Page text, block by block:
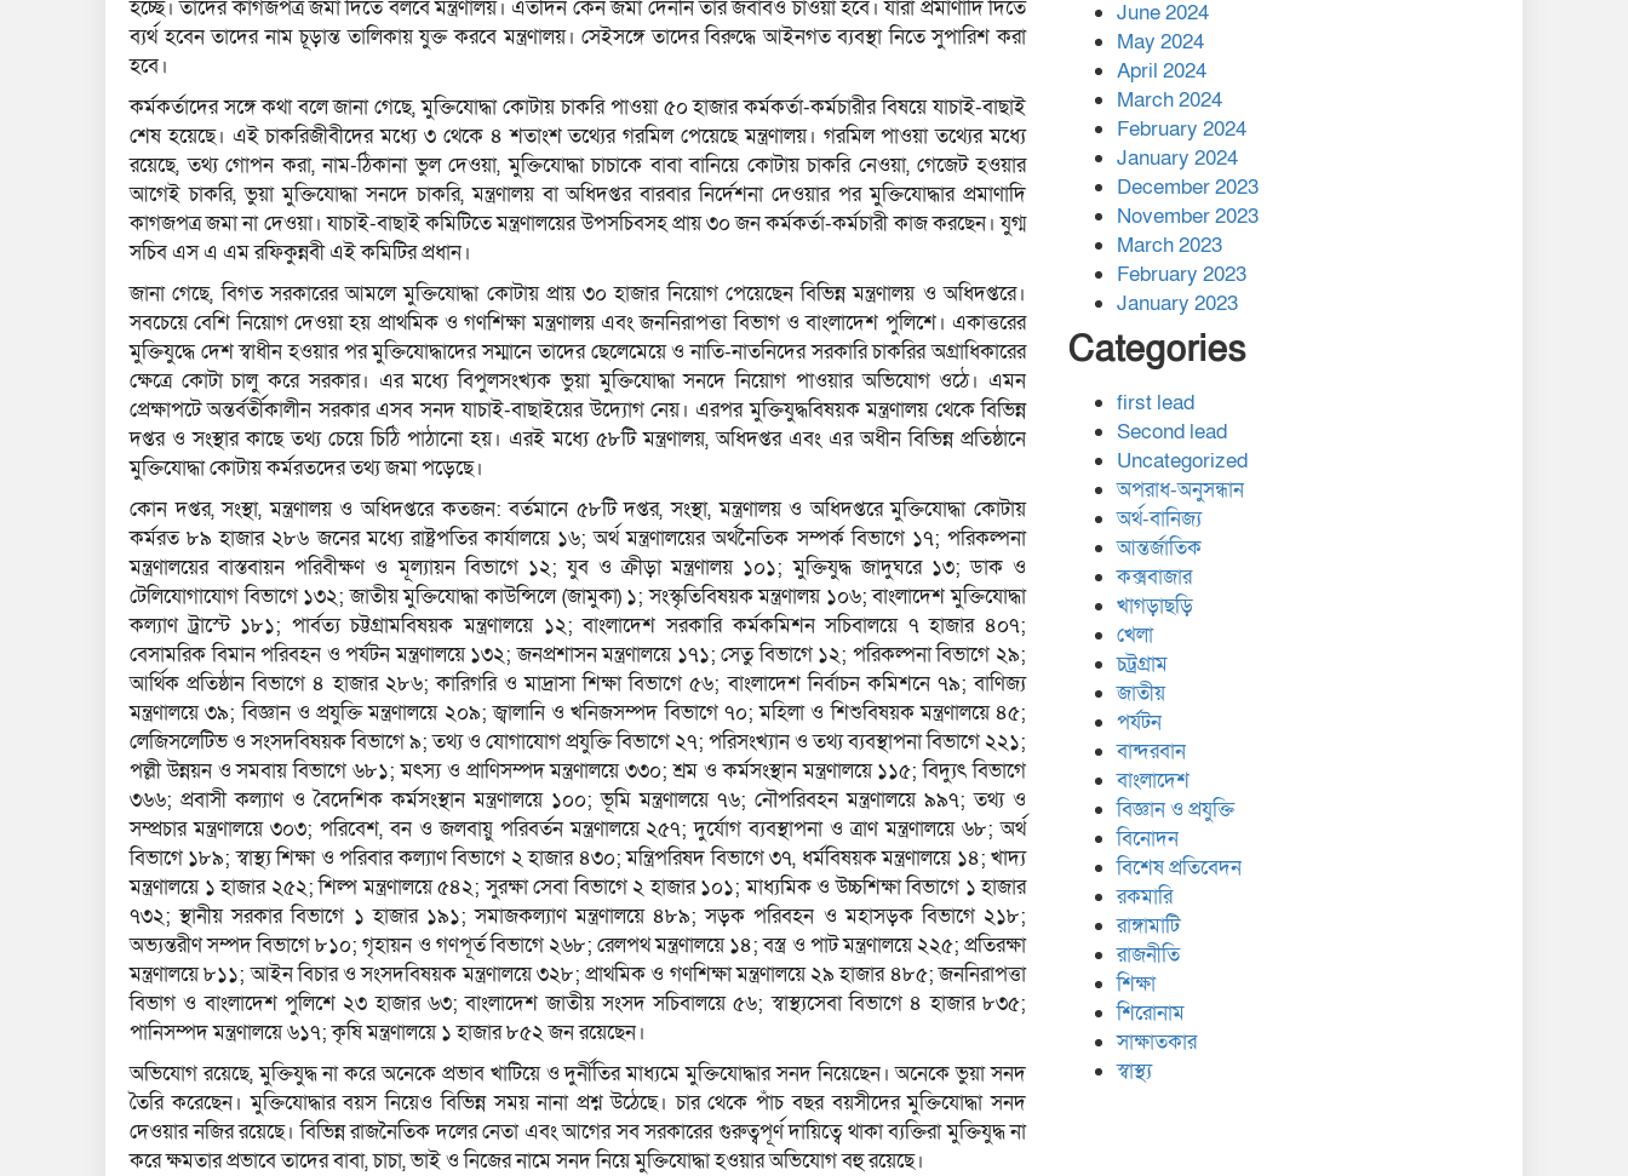
হচ্ছে। তাদের কাগজপত্র জমা দিতে বলবে মন্ত্রণালয়। এতদিন কেন জমা দেননি তার জবাবও চাওয়া হবে। যারা প্রমাণাদি দিতে
ব্যর্থ হবেন তাদের নাম চূড়ান্ত তালিকায় যুক্ত করবে মন্ত্রণালয়। সেইসঙ্গে তাদের বিরুদ্ধে আইনগত ব্যবস্থা নিতে সুপারিশ করা
হবে।
কর্মকর্তাদের সঙ্গে কথা বলে জানা গেছে, মুক্তিযোদ্ধা কোটায় চাকরি পাওয়া ৫০ হাজার কর্মকর্তা-কর্মচারীর বিষয়ে যাচাই-বাছাই
শেষ হয়েছে। এই চাকরিজীবীদের মধ্যে ৩ থেকে ৪ শতাংশ তথ্যের গরমিল পেয়েছে মন্ত্রণালয়। গরমিল পাওয়া তথ্যের মধ্যে
রয়েছে, তথ্য গোপন করা, নাম-ঠিকানা ভুল দেওয়া, মুক্তিযোদ্ধা চাচাকে বাবা বানিয়ে কোটায় চাকরি নেওয়া, গেজেট হওয়ার
আগেই চাকরি, ভুয়া মুক্তিযোদ্ধা সনদে চাকরি, মন্ত্রণালয় বা অধিদপ্তর বারবার নির্দেশনা দেওয়ার পর মুক্তিযোদ্ধার প্রমাণাদি
কাগজপত্র জমা না দেওয়া। যাচাই-বাছাই কমিটিতে মন্ত্রণালয়ের উপসচিবসহ প্রায় ৩০ জন কর্মকর্তা-কর্মচারী কাজ করছেন। যুগ্ম
সচিব এস এ এম রফিকুন্নবী এই কমিটির প্রধান।
জানা গেছে, বিগত সরকারের আমলে মুক্তিযোদ্ধা কোটায় প্রায় ৩০ হাজার নিয়োগ পেয়েছেন বিভিন্ন মন্ত্রণালয় ও অধিদপ্তরে।
সবচেয়ে বেশি নিয়োগ দেওয়া হয় প্রাথমিক ও গণশিক্ষা মন্ত্রণালয় এবং জননিরাপত্তা বিভাগ ও বাংলাদেশ পুলিশে। একাত্তরের
মুক্তিযুদ্ধে দেশ স্বাধীন হওয়ার পর মুক্তিযোদ্ধাদের সম্মানে তাদের ছেলেমেয়ে ও নাতি-নাতনিদের সরকারি চাকরির অগ্রাধিকারের
ক্ষেত্রে কোটা চালু করে সরকার। এর মধ্যে বিপুলসংখ্যক ভুয়া মুক্তিযোদ্ধা সনদে নিয়োগ পাওয়ার অভিযোগ ওঠে। এমন
প্রেক্ষাপটে অন্তর্বর্তীকালীন সরকার এসব সনদ যাচাই-বাছাইয়ের উদ্যোগ নেয়। এরপর মুক্তিযুদ্ধবিষয়ক মন্ত্রণালয় থেকে বিভিন্ন
দপ্তর ও সংস্থার কাছে তথ্য চেয়ে চিঠি পাঠানো হয়। এরই মধ্যে ৫৮টি মন্ত্রণালয়, অধিদপ্তর এবং এর অধীন বিভিন্ন প্রতিষ্ঠানে
মুক্তিযোদ্ধা কোটায় কর্মরতদের তথ্য জমা পড়েছে।
কোন দপ্তর, সংস্থা, মন্ত্রণালয় ও অধিদপ্তরে কতজন: বর্তমানে ৫৮টি দপ্তর, সংস্থা, মন্ত্রণালয় ও অধিদপ্তরে মুক্তিযোদ্ধা কোটায়
কর্মরত ৮৯ হাজার ২৮৬ জনের মধ্যে রাষ্ট্রপতির কার্যালয়ে ১৬; অর্থ মন্ত্রণালয়ের অর্থনৈতিক সম্পর্ক বিভাগে ১৭; পরিকল্পনা
মন্ত্রণালয়ের বাস্তবায়ন পরিবীক্ষণ ও মূল্যায়ন বিভাগে ১২; যুব ও ক্রীড়া মন্ত্রণালয় ১০১; মুক্তিযুদ্ধ জাদুঘরে ১৩; ডাক ও
টেলিযোগাযোগ বিভাগে ১৩২; জাতীয় মুক্তিযোদ্ধা কাউন্সিলে (জামুকা) ১; সংস্কৃতিবিষয়ক মন্ত্রণালয় ১০৬; বাংলাদেশ মুক্তিযোদ্ধা
কল্যাণ ট্রাস্টে ১৮১; পার্বত্য চট্টগ্রামবিষয়ক মন্ত্রণালয়ে ১২; বাংলাদেশ সরকারি কর্মকমিশন সচিবালয়ে ৭ হাজার ৪০৭;
বেসামরিক বিমান পরিবহন ও পর্যটন মন্ত্রণালয়ে ১৩২; জনপ্রশাসন মন্ত্রণালয়ে ১৭১; সেতু বিভাগে ১২; পরিকল্পনা বিভাগে ২৯;
আর্থিক প্রতিষ্ঠান বিভাগে ৪ হাজার ২৮৬; কারিগরি ও মাদ্রাসা শিক্ষা বিভাগে ৫৬; বাংলাদেশ নির্বাচন কমিশনে ৭৯; বাণিজ্য
মন্ত্রণালয়ে ৩৯; বিজ্ঞান ও প্রযুক্তি মন্ত্রণালয়ে ২০৯; জ্বালানি ও খনিজসম্পদ বিভাগে ৭০; মহিলা ও শিশুবিষয়ক মন্ত্রণালয়ে ৪৫;
লেজিসলেটিভ ও সংসদবিষয়ক বিভাগে ৯; তথ্য ও যোগাযোগ প্রযুক্তি বিভাগে ২৭; পরিসংখ্যান ও তথ্য ব্যবস্থাপনা বিভাগে ২২১;
পল্লী উন্নয়ন ও সমবায় বিভাগে ৬৮১; মৎস্য ও প্রাণিসম্পদ মন্ত্রণালয়ে ৩৩০; শ্রম ও কর্মসংস্থান মন্ত্রণালয়ে ১১৫; বিদ্যুৎ বিভাগে
৩৬৬; প্রবাসী কল্যাণ ও বৈদেশিক কর্মসংস্থান মন্ত্রণালয়ে ১০০; ভূমি মন্ত্রণালয়ে ৭৬; নৌপরিবহন মন্ত্রণালয়ে ৯৯৭; তথ্য ও
সম্প্রচার মন্ত্রণালয়ে ৩০৩; পরিবেশ, বন ও জলবায়ু পরিবর্তন মন্ত্রণালয়ে ২৫৭; দুর্যোগ ব্যবস্থাপনা ও ত্রাণ মন্ত্রণালয়ে ৬৮; অর্থ
বিভাগে ১৮৯; স্বাস্থ্য শিক্ষা ও পরিবার কল্যাণ বিভাগে ২ হাজার ৪৩০; মন্ত্রিপরিষদ বিভাগে ৩৭, ধর্মবিষয়ক মন্ত্রণালয়ে ১৪; খাদ্য
মন্ত্রণালয়ে ১ হাজার ২৫২; শিল্প মন্ত্রণালয়ে ৫৪২; সুরক্ষা সেবা বিভাগে ২ হাজার ১০১; মাধ্যমিক ও উচ্চশিক্ষা বিভাগে ১ হাজার
৭৩২; স্থানীয় সরকার বিভাগে ১ হাজার ১৯১; সমাজকল্যাণ মন্ত্রণালয়ে ৪৮৯; সড়ক পরিবহন ও মহাসড়ক বিভাগে ২১৮;
অভ্যন্তরীণ সম্পদ বিভাগে ৮১০; গৃহায়ন ও গণপূর্ত বিভাগে ২৬৮; রেলপথ মন্ত্রণালয়ে ১৪; বস্ত্র ও পাট মন্ত্রণালয়ে ২২৫; প্রতিরক্ষা
মন্ত্রণালয়ে ৮১১; আইন বিচার ও সংসদবিষয়ক মন্ত্রণালয়ে ৩২৮; প্রাথমিক ও গণশিক্ষা মন্ত্রণালয়ে ২৯ হাজার ৪৮৫; জননিরাপত্তা
বিভাগ ও বাংলাদেশ পুলিশে ২৩ হাজার ৬৩; বাংলাদেশ জাতীয় সংসদ সচিবালয়ে ৫৬; স্বাস্থ্যসেবা বিভাগে ৪ হাজার ৮৩৫;
পানিসম্পদ মন্ত্রণালয়ে ৬১৭; কৃষি মন্ত্রণালয়ে ১ হাজার ৮৫২ জন রয়েছেন।
অভিযোগ রয়েছে, মুক্তিযুদ্ধ না করে অনেকে প্রভাব খাটিয়ে ও দুর্নীতির মাধ্যমে মুক্তিযোদ্ধার সনদ নিয়েছেন। অনেকে ভুয়া সনদ
তৈরি করেছেন। মুক্তিযোদ্ধার বয়স নিয়েও বিভিন্ন সময় নানা প্রশ্ন উঠেছে। চার থেকে পাঁচ বছর বয়সীদের মুক্তিযোদ্ধা সনদ
দেওয়ার নজির রয়েছে। বিভিন্ন রাজনৈতিক দলের নেতা এবং আগের সব সরকারের গুরুত্বপূর্ণ দায়িত্বে থাকা ব্যক্তিরা মুক্তিযুদ্ধ না
করে ক্ষমতার প্রভাবে তাদের বাবা, চাচা, ভাই ও নিজের নামে সনদ নিয়ে মুক্তিযোদ্ধা হওয়ার অভিযোগ বহু রয়েছে।
June 2024
May 2024
April 2024
March 2024
February 2024
January 2024
December 2023
November 2023
March 2023
February 2023
January 2023
Categories
first lead
Second lead
Uncategorized
অপরাধ-অনুসন্ধান
অর্থ-বানিজ্য
আন্তর্জাতিক
কক্সবাজার
খাগড়াছড়ি
খেলা
চট্রগ্রাম
জাতীয়
পর্যটন
বান্দরবান
বাংলাদেশ
বিজ্ঞান ও প্রযুক্তি
বিনোদন
বিশেষ প্রতিবেদন
রকমারি
রাঙ্গামাটি
রাজনীতি
শিক্ষা
শিরোনাম
সাক্ষাতকার
স্বাস্থ্য